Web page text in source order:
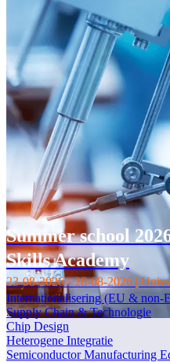
Summer school
Skills Academy
23-08-2026 - 28-08-2026 |
Internationalisering (EU & non-
Supply Chain & Technologie
Chip Design
Heterogene Integratie
Semiconductor Manufacturing